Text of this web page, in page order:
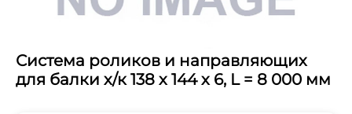
Система роликов и направляющих
для балки х/к 138 х 144 х 6, L = 8 000 мм